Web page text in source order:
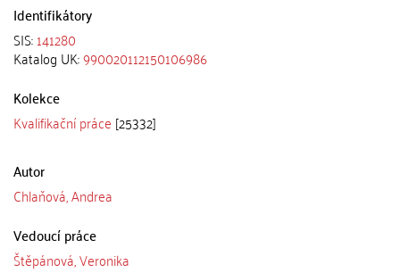
Identifikátory
SIS:141280
Katalog UK:990020112150106986
Kolekce
Kvalifikační práce [25332]
Autor
Chlaňová, Andrea
Vedoucí práce
Štěpánová, Veronika